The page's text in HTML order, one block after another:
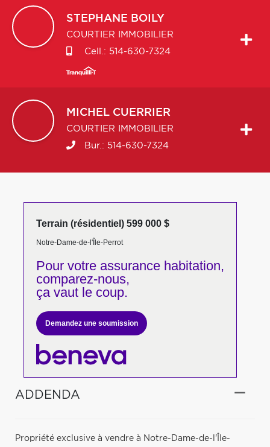
STEPHANE BOILY
COURTIER IMMOBILIER
Cell.: 514-630-7324
MICHEL CUERRIER
COURTIER IMMOBILIER
Bur.: 514-630-7324
Terrain (résidentiel) 599 000 $
Notre-Dame-de-l'Île-Perrot
Pour votreassurance habitation,
comparez-nous,
ça vaut le coup.
Demandez une soumission
ADDENDA
Propriété exclusive à vendre à Notre-Dame-de-l'Île-